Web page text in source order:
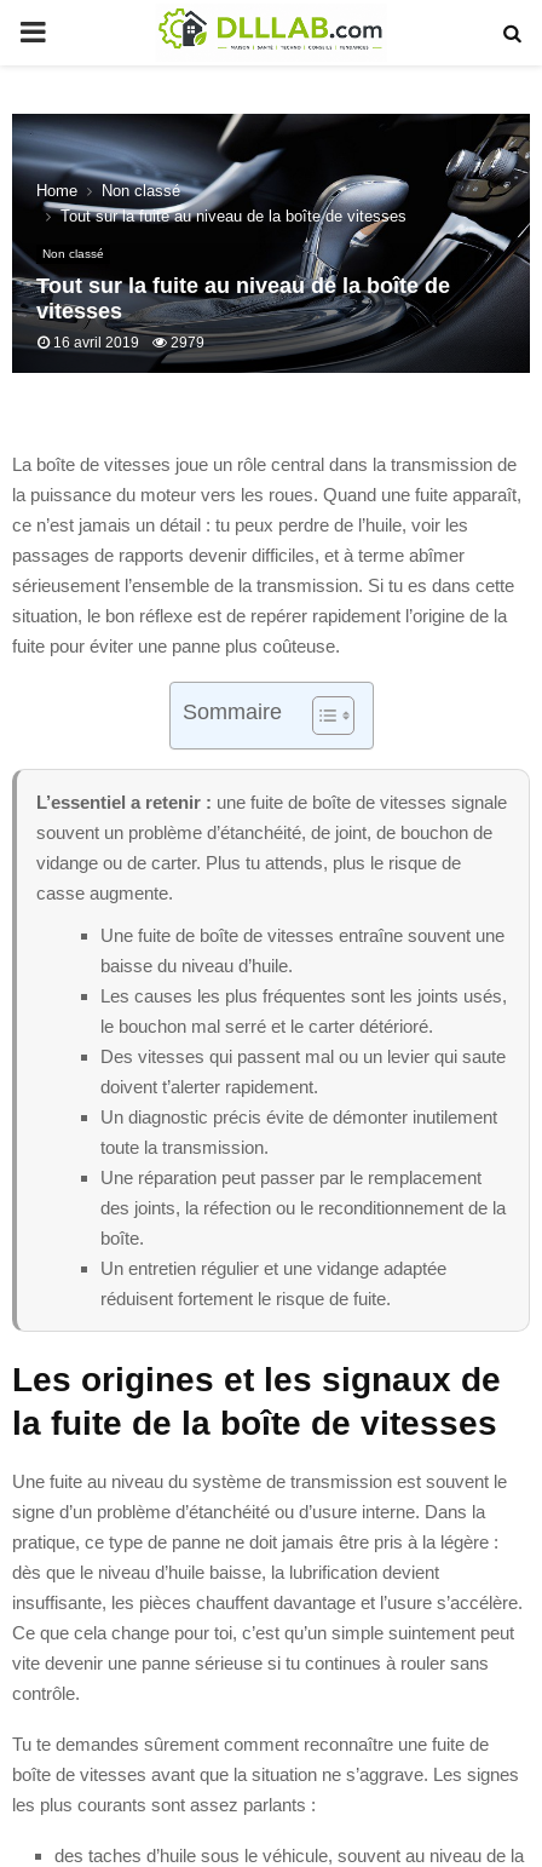
PRIMARY
Home
Non classé
Tout sur la fuite au niveau de la boîte de vitesses
Non classé
Tout sur la fuite au niveau de la boîte de
vitesses
16 avril 2019 2979
La boîte de vitesses joue un rôle central dans la transmission de
la puissance du moteur vers les roues. Quand une fuite apparaît,
ce n’est jamais un détail : tu peux perdre de l’huile, voir les
passages de rapports devenir difficiles, et à terme abîmer
sérieusement l’ensemble de la transmission. Si tu es dans cette
situation, le bon réflexe est de repérer rapidement l’origine de la
fuite pour éviter une panne plus coûteuse.
Sommaire
L’essentiel a retenir : une fuite de boîte de vitesses signale
souvent un problème d’étanchéité, de joint, de bouchon de
vidange ou de carter. Plus tu attends, plus le risque de
casse augmente.
Une fuite de boîte de vitesses entraîne souvent une
baisse du niveau d’huile.
Les causes les plus fréquentes sont les joints usés,
le bouchon mal serré et le carter détérioré.
Des vitesses qui passent mal ou un levier qui saute
doivent t’alerter rapidement.
Un diagnostic précis évite de démonter inutilement
toute la transmission.
Une réparation peut passer par le remplacement
des joints, la réfection ou le reconditionnement de la
boîte.
Un entretien régulier et une vidange adaptée
réduisent fortement le risque de fuite.
Les origines et les signaux de
la fuite de la boîte de vitesses
Une fuite au niveau du système de transmission est souvent le
signe d’un problème d’étanchéité ou d’usure interne. Dans la
pratique, ce type de panne ne doit jamais être pris à la légère :
dès que le niveau d’huile baisse, la lubrification devient
insuffisante, les pièces chauffent davantage et l’usure s’accélère.
Ce que cela change pour toi, c’est qu’un simple suintement peut
vite devenir une panne sérieuse si tu continues à rouler sans
contrôle.
Tu te demandes sûrement comment reconnaître une fuite de
boîte de vitesses avant que la situation ne s’aggrave. Les signes
les plus courants sont assez parlants :
des taches d’huile sous le véhicule, souvent au niveau de la